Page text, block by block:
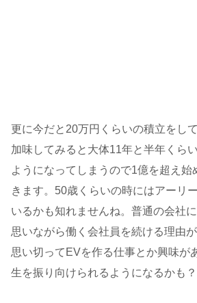
更に今だと20万円くらいの積立をし
加味してみると大体11年と半年くら
ようになってしまうので1億を超え始
きます。50歳くらいの時にはアーリ
いるかも知れませんね。普通の会社
思いながら働く会社員を続ける理由
思い切ってEVを作る仕事とか興味が
生を振り向けられるようになるかも？